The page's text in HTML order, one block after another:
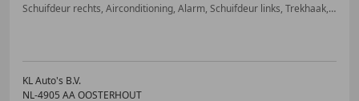
Schuifdeur rechts, Airconditioning, Alarm, Schuifdeur links, Trekhaak, Cruise control, Startonderbreker, Mistlampen
KL Auto's B.V.
NL-4905 AA OOSTERHOUT